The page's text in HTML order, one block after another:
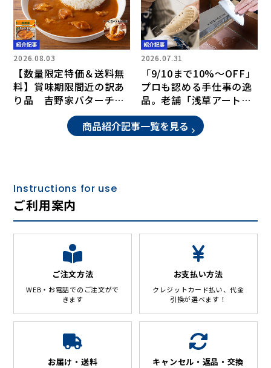
2026.08.03
【数量限定特価＆送料無
料】賞味期限間近の訳あ
り品 吉野家バターチキ
2026.07.31
「9/10まで10%〜OFF」
プロも認める手仕事の逸
品。老舗「浅草アートブ
ラシ」と「森平」が贈
る、上質な道具のある暮
らし
商品紹介記事一覧を見る
Instructions for use
ご利用案内
ご注文方法
WEB・お電話でのご注文がで
きます
お支払い方法
クレジットカード払い、代金
引換が選べます！
お届け・送料 キャンセル・返品・交換